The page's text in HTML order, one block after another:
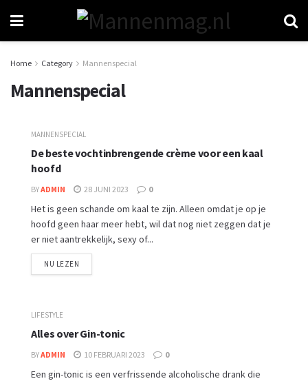
Home Category Mannenspecial
Mannenspecial
MANNENSPECIAL
De beste vochtinbrengende crème voor een kaal
hoofd
BYADMIN 28 JUNI 2023 0
Het is geen schande om kaal te zijn. Alleen omdat je op je
hoofd geen haar meer hebt, wil dat nog niet zeggen dat je
er niet aantrekkelijk, sexy of...
NU LEZEN
LIFESTYLE
Alles over Gin-tonic
BYADMIN 10 FEBRUARI 2023 0
Een gin-tonic is een verfrissende alcoholische drank die